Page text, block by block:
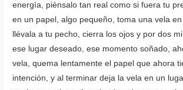
energía, piénsalo tan real como si fuera tu
en un papel, algo pequeño, toma una vela
llévala a tu pecho, cierra los ojos y por dos
ese lugar deseado, ese momento soñado,
vela, quema lentamente el papel que ahora
intención, y al terminar deja la vela en un